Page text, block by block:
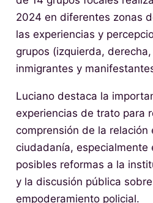
2024 en diferentes zonas
las experiencias y
grupos (izquierda,
inmigrantes y
Luciano destaca la
experiencias de trato para
comprensión de la relación
ciudadanía, especialmente
posibles reformas a la
y la discusión pública
empoderamiento policial.